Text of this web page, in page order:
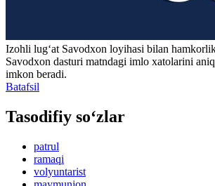
Izohli lugʻat Savodxon loyihasi bilan
Savodxon dasturi matndagi imlo xatolarini
imkon beradi.
Batafsil
Tasodifiy so‘zlar
patrul
ramaqi
volyuntarist